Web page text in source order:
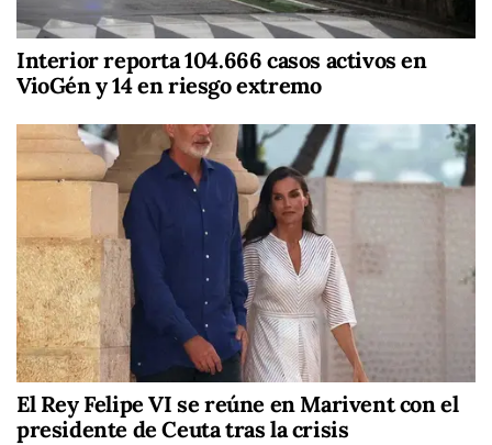
Interior reporta 104.666 casos activos en
VioGén y 14 en riesgo extremo
El Rey Felipe VI se reúne en Marivent con el
presidente de Ceuta tras la crisis